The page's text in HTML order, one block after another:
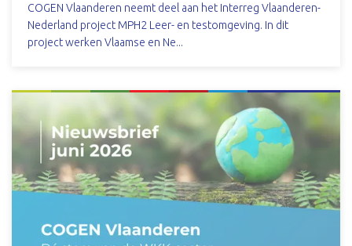
COGEN Vlaanderen neemt deel aan het Interreg Vlaanderen-
Nederland project MPH2 Leer- en testomgeving. In dit
project werken Vlaamse en Ne...